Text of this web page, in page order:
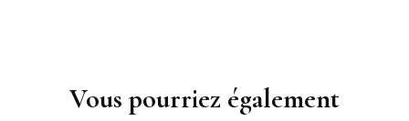
Vous pourriez également